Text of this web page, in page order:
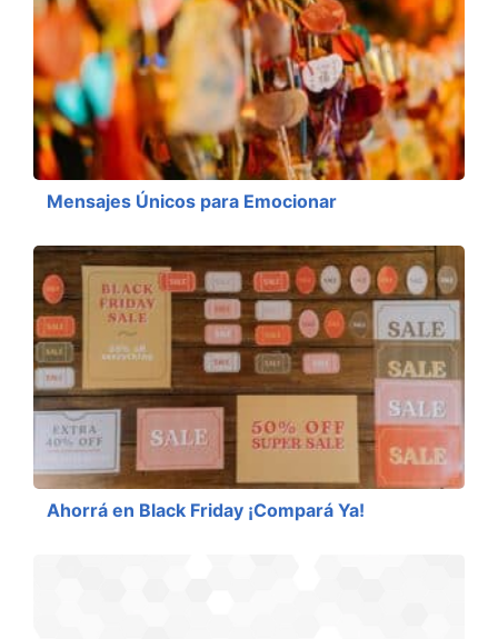
Mensajes Únicos para Emocionar
Ahorrá en Black Friday ¡Compará Ya!